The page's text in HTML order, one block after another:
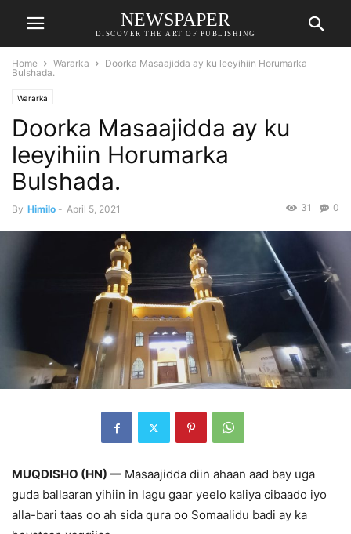
NEWSPAPER
DISCOVER THE ART OF PUBLISHING
Home Wararka
Doorka Masaajidda ay ku leeyihiin Horumarka
Bulshada.
Wararka
Doorka Masaajidda ay ku
leeyihiin Horumarka
Bulshada.
By Himilo - April 5, 2021 0
31
MUQDISHO (HN) — Masaajidda diin ahaan aad bay uga
guda ballaaran yihiin in lagu gaar yeelo kaliya cibaado iyo
alla-bari taas oo ah sida qura oo Somaalidu badi ay ka